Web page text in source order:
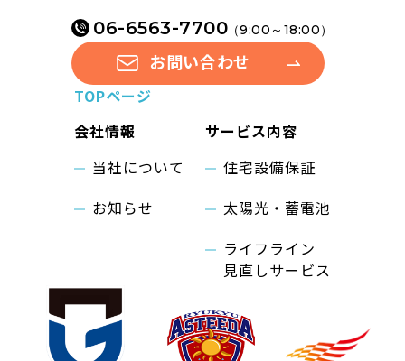
06-6563-7700（9:00～18:00）
お問い合わせ
TOPページ
会社情報
サービス内容
当社について
住宅設備保証
お知らせ
太陽光・蓄電池
ライフライン
見直しサービス